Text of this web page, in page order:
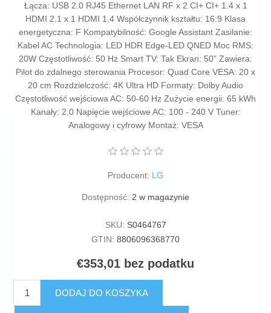
Łącza: USB 2.0 RJ45 Ethernet LAN RF x 2 CI+ CI+ 1.4 x 1
HDMI 2.1 x 1 HDMI 1.4 Współczynnik kształtu: 16:9 Klasa
energetyczna: F Kompatybilność: Google Assistant Zasilanie:
Kabel AC Technologia: LED HDR Edge-LED QNED Moc RMS:
20W Częstotliwość: 50 Hz Smart TV: Tak Ekran: 50" Zawiera:
Pilot do zdalnego sterowania Procesor: Quad Core VESA: 20 x
20 cm Rozdzielczość: 4K Ultra HD Formaty: Dolby Audio
Częstotliwość wejściowa AC: 50-60 Hz Zużycie energii: 65 kWh
Kanały: 2.0 Napięcie wejściowe AC: 100 - 240 V Tuner:
Analogowy i cyfrowy Montaż: VESA
Producent: LG
Dostępność: 2 w magazynie
SKU: S0464767
GTIN: 8806096368770
€353,01 bez podatku
DODAJ DO KOSZYKA